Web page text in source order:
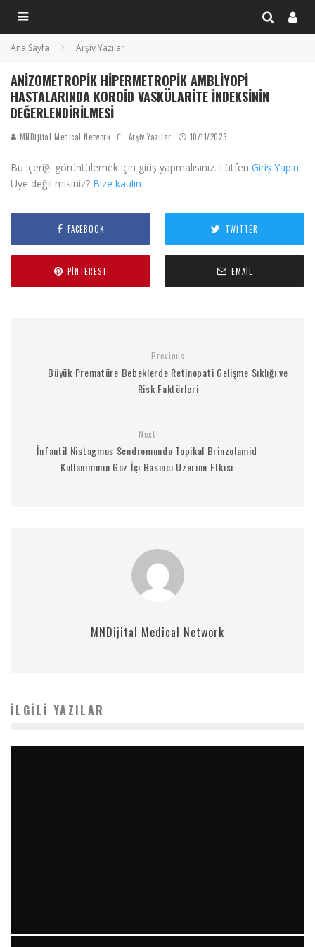
Ana Sayfa Arşiv Yazılar
ANIZOMETROPIK HIPERMETROPIK AMBLIYOPI
HASTALARINDA KOROID VASKÜLARITE İNDEKSININ
DEĞERLENDIRILMESI
MNDijital Medical Network Arşiv Yazılar 10/11/2023
Bu içeriği görüntülemek için giriş yapmalısınız. Lütfen Giriş Yapın.
Üye değil misiniz? Bize katılın
FACEBOOK TWITTER
PINTEREST EMAIL
Previous
Büyük Prematüre Bebeklerde Retinopati Gelişme Sıklığı ve
Risk Faktörleri
Next
İnfantil Nistagmus Sendromunda Topikal Brinzolamid
Kullanımının Göz İçi Basıncı Üzerine Etkisi
MNDijital Medical Network
İLGILI YAZILAR